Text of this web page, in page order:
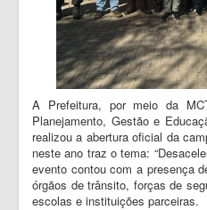
A Prefeitura, por meio da
Planejamento, Gestão e
realizou a abertura oficial da
neste ano traz o tema:
evento contou com a presença
órgãos de trânsito, forças de
escolas e instituições parceiras.